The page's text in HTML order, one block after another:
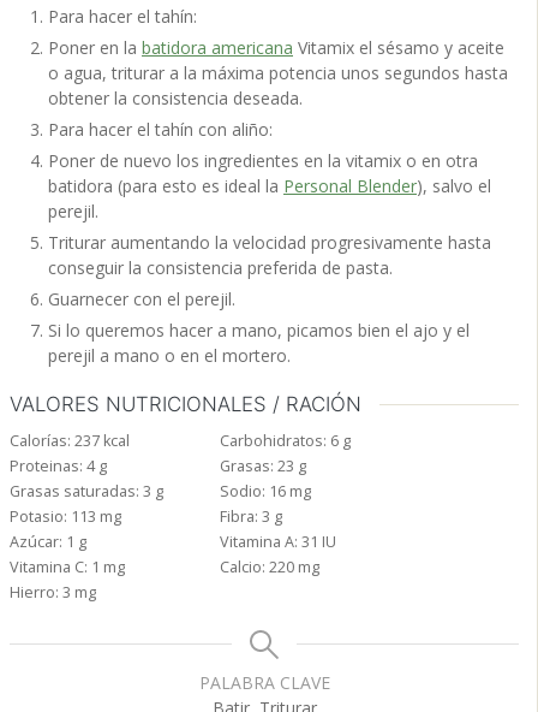
Para hacer el tahín:
Poner en la batidora americana Vitamix el sésamo y aceite
o agua, triturar a la máxima potencia unos segundos hasta
obtener la consistencia deseada.
Para hacer el tahín con aliño:
Poner de nuevo los ingredientes en la vitamix o en otra
batidora (para esto es ideal la Personal Blender), salvo el
perejil.
Triturar aumentando la velocidad progresivamente hasta
conseguir la consistencia preferida de pasta.
Guarnecer con el perejil.
Si lo queremos hacer a mano, picamos bien el ajo y el
perejil a mano o en el mortero.
VALORES NUTRICIONALES / RACIÓN
Calorías: 237 kcal Carbohidratos: 6 g
Proteinas: 4 g Grasas: 23 g
Grasas saturadas: 3 g Sodio: 16 mg
Potasio: 113 mg Fibra: 3 g
Azúcar: 1 g Vitamina A: 31 IU
Vitamina C: 1 mg Calcio: 220 mg
Hierro: 3 mg
PALABRA CLAVE